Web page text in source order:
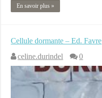
En savoir plus »
Cellule dormante – Ed. Favre
celine.durindel
0